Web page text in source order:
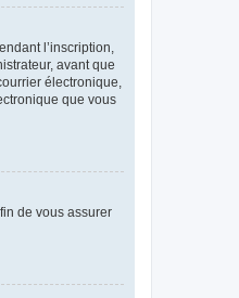
l’inscription,
avant que
électronique,
que vous
de vous assurer